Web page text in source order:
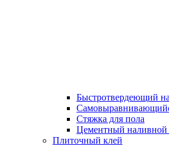
Быстротвердеющий
Стяжка для пола
Цементный наливной
Плиточный клей